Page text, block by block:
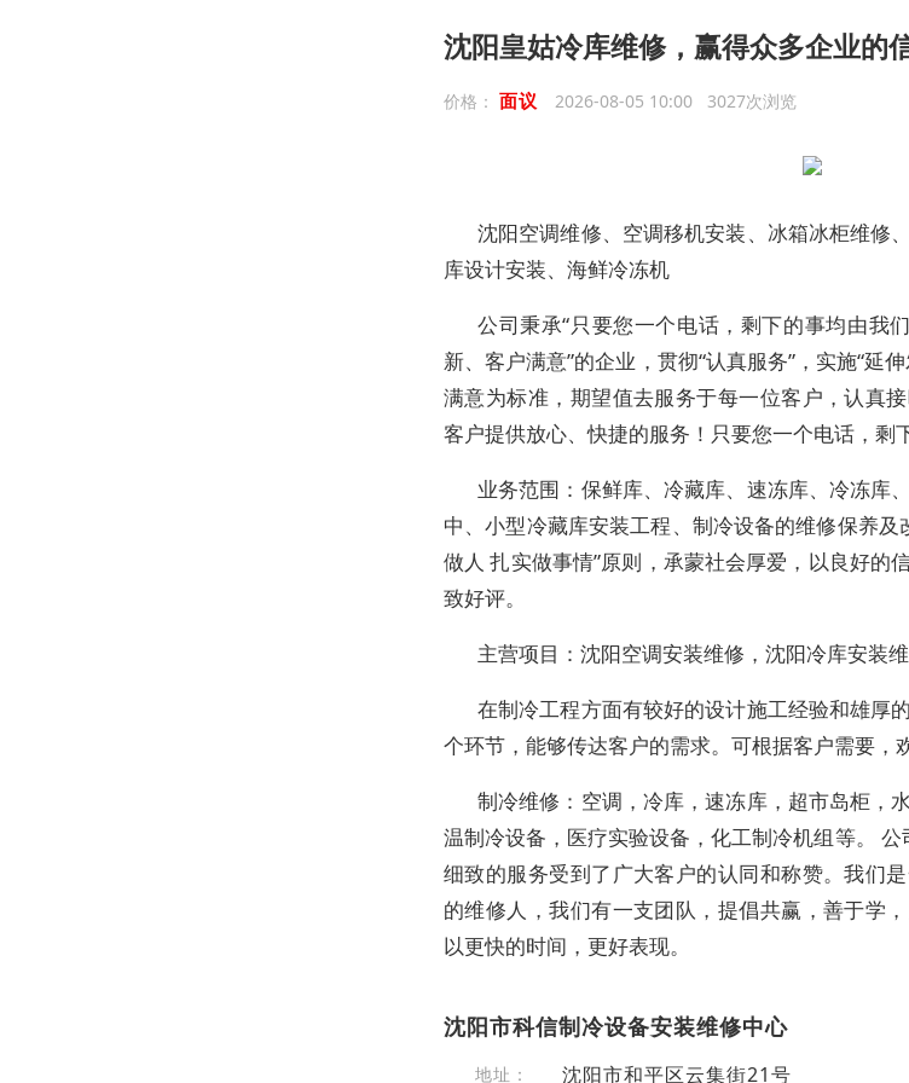
沈阳皇姑冷库维修，赢得众多企业的
价格： 面议 2026-08-05 10:00 3027次浏览
沈阳空调维修、空调移机安装、冰箱冰柜维修
库设计安装、海鲜冷冻机
公司秉承“只要您一个电话，剩下的事均由我
新、客户满意”的企业，贯彻“认真服务”，实施“延
满意为标准，期望值去服务于每一位客户，认真
客户提供放心、快捷的服务！只要您一个电话，剩
业务范围：保鲜库、冷藏库、速冻库、冷冻库
中、小型冷藏库安装工程、制冷设备的维修保养及
做人 扎实做事情”原则，承蒙社会厚爱，以良好的
致好评。
主营项目：沈阳空调安装维修，沈阳冷库安装
在制冷工程方面有较好的设计施工经验和雄厚
个环节，能够传达客户的需求。可根据客户需要，
制冷维修：空调，冷库，速冻库，超市岛柜，
温制冷设备，医疗实验设备，化工制冷机组等。
细致的服务受到了广大客户的认同和称赞。我们
的维修人，我们有一支团队，提倡共赢，善于学
以更快的时间，更好表现。
沈阳市科信制冷设备安装维修中心
地址： 沈阳市和平区云集街21号